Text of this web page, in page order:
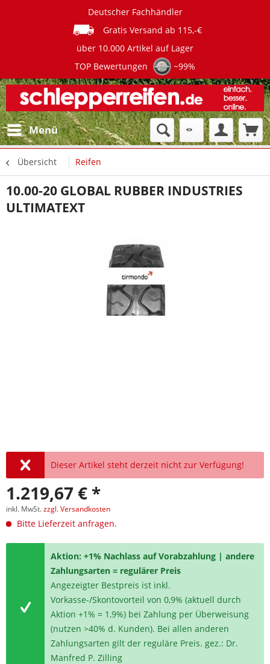
Deutscher Fachhändler
Gratis Versand ab 115,-€
über 10.000 Artikel auf Lager
TOP Bewertungen
~99%
Menü
Übersicht Reifen
10.00-20 GLOBAL RUBBER INDUSTRIES
ULTIMATEXT
Dieser Artikel steht derzeit nicht zur Verfügung!
1.219,67 € *
inkl. MwSt.zzgl. Versandkosten
Bitte Lieferzeit anfragen.
Aktion: +1% Nachlass auf Vorabzahlung | andere
Zahlungsarten = regulärer Preis
Angezeigter Bestpreis ist inkl.
Vorkasse-/Skontovorteil von 0,9% (aktuell durch
Aktion +1% = 1,9%) bei Zahlung per Überweisung
(nutzen >40% d. Kunden). Bei allen anderen
Zahlungsarten gilt der reguläre Preis. gez.: Dr.
Manfred P. Zilling